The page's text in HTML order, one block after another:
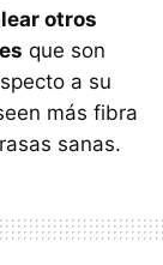
otros
que son
a su
más fibra
sanas.